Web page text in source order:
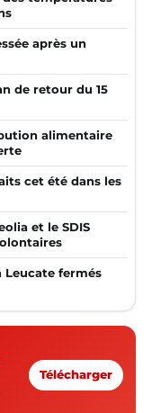
après un
de retour du 15
alimentaire
cet été dans les
et le SDIS
Leucate fermés
Télécharger